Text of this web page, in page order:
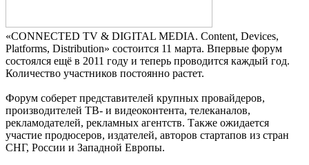
«CONNECTED TV & DIGITAL MEDIA. Content, Devices,
Platforms, Distribution» состоится 11 марта. Впервые форум
состоялся ещё в 2011 году и теперь проводится каждый год.
Количество участников постоянно растет.
Форум соберет представителей крупных провайдеров,
производителей ТВ- и видеоконтента, телеканалов,
рекламодателей, рекламных агентств. Также ожидается
участие продюсеров, издателей, авторов стартапов из стран
СНГ, России и Западной Европы.